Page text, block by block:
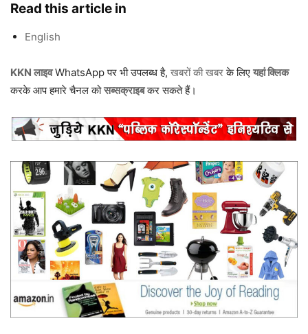
Read this article in
English
KKN लाइवWhatsApp पर भी उपलब्ध है, खबरों की खबरके लिए यहां क्लिक
करके आप हमारे चैनल कोसब्सक्राइबकर सकते हैं।